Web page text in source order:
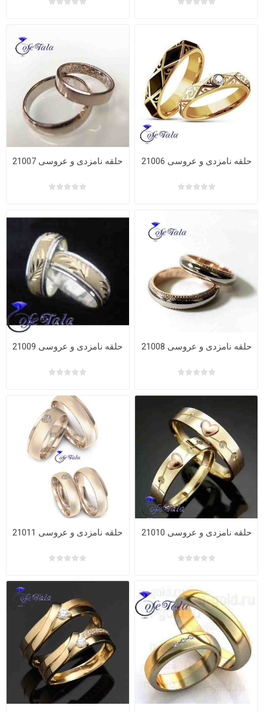
حلقه نامزدی و عروسی 21006 حلقه نامزدی و عروسی 21007
حلقه نامزدی و عروسی 21008 حلقه نامزدی و عروسی 21009
حلقه نامزدی و عروسی 21010 حلقه نامزدی و عروسی 21011